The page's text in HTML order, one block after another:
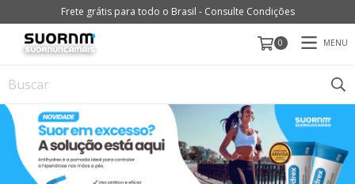
Frete grátis para todo o Brasil - Consulte Condições
0 MENU